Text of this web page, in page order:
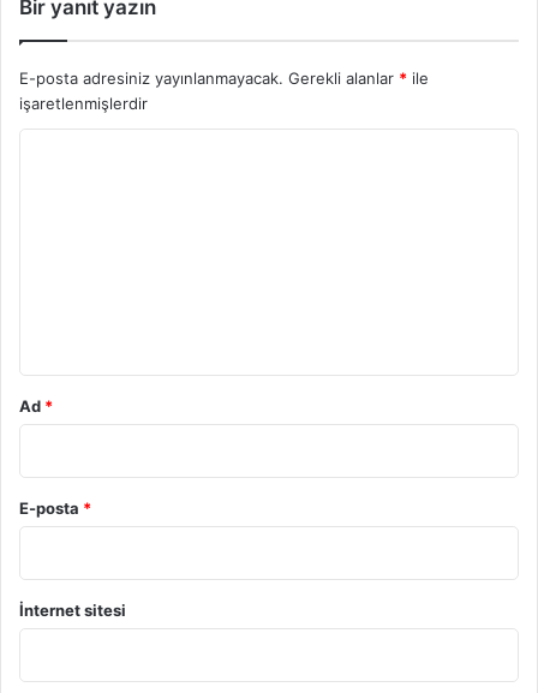
Bir yanıt yazın
E-posta adresiniz yayınlanmayacak. Gerekli alanlar * ile
işaretlenmişlerdir
Ad *
E-posta *
İnternet sitesi